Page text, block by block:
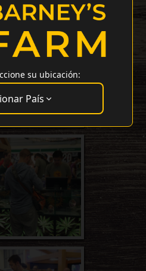
su ubicación:
País